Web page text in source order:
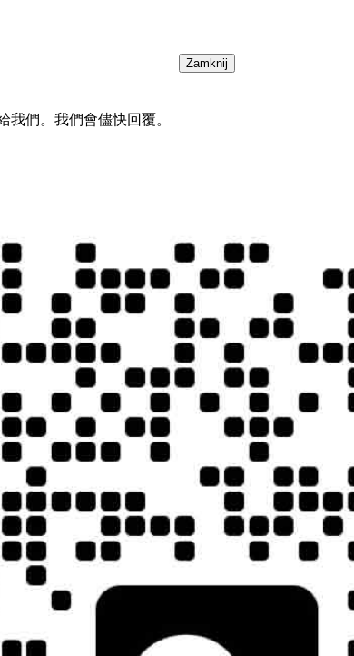
Zamknij
們。我們會儘快回覆。